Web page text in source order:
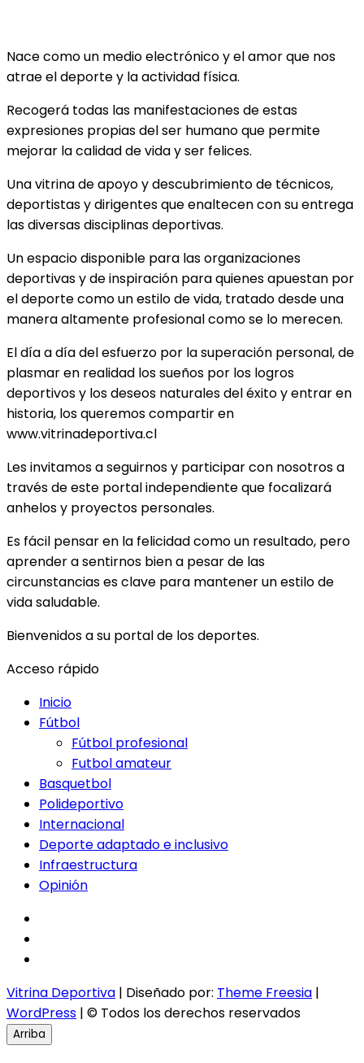
Nace como un medio electrónico y el amor que nos
atrae el deporte y la actividad física.
Recogerá todas las manifestaciones de estas
expresiones propias del ser humano que permite
mejorar la calidad de vida y ser felices.
Una vitrina de apoyo y descubrimiento de técnicos,
deportistas y dirigentes que enaltecen con su entrega
las diversas disciplinas deportivas.
Un espacio disponible para las organizaciones
deportivas y de inspiración para quienes apuestan por
el deporte como un estilo de vida, tratado desde una
manera altamente profesional como se lo merecen.
El día a día del esfuerzo por la superación personal, de
plasmar en realidad los sueños por los logros
deportivos y los deseos naturales del éxito y entrar en
historia, los queremos compartir en
www.vitrinadeportiva.cl
Les invitamos a seguirnos y participar con nosotros a
través de este portal independiente que focalizará
anhelos y proyectos personales.
Es fácil pensar en la felicidad como un resultado, pero
aprender a sentirnos bien a pesar de las
circunstancias es clave para mantener un estilo de
vida saludable.
Bienvenidos a su portal de los deportes.
Acceso rápido
Inicio
Fútbol
Fútbol profesional
Futbol amateur
Basquetbol
Polideportivo
Internacional
Deporte adaptado e inclusivo
Infraestructura
Opinión
Vitrina Deportiva | Diseñado por: Theme Freesia |
WordPress | © Todos los derechos reservados
Arriba